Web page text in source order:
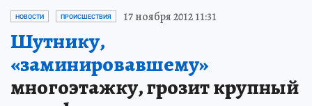
НОВОСТИ ПРОИСШЕСТВИЯ 17 ноября 2012 11:31
Шутнику,
«заминировавшему»
многоэтажку, грозит крупный